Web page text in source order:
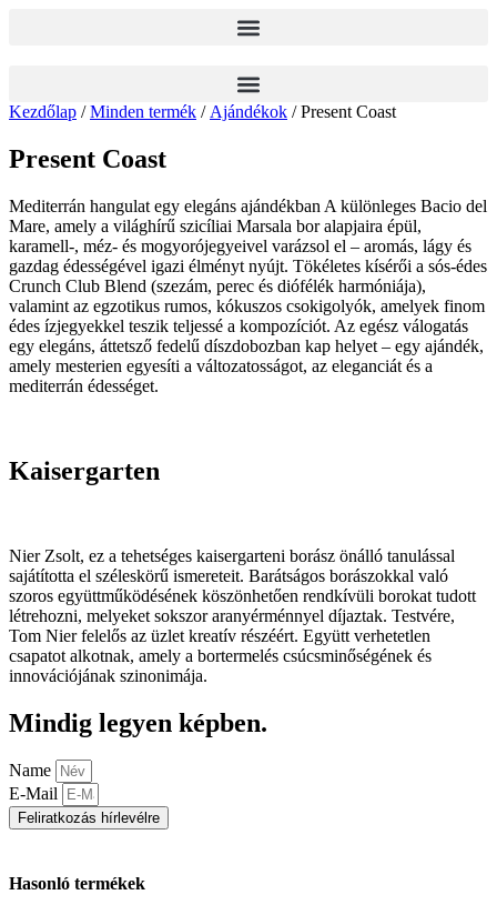
Kezdőlap /Minden termék / Ajándékok / Present Coast
Present Coast
Mediterrán hangulat egy elegáns ajándékban A különleges Bacio del
Mare, amely a világhírű szicíliai Marsala bor alapjaira épül,
karamell-, méz- és mogyorójegyeivel varázsol el – aromás, lágy és
gazdag édességével igazi élményt nyújt. Tökéletes kísérői a sós-édes
Crunch Club Blend (szezám, perec és diófélék harmóniája),
valamint az egzotikus rumos, kókuszos csokigolyók, amelyek finom
édes ízjegyekkel teszik teljessé a kompozíciót. Az egész válogatás
egy elegáns, áttetsző fedelű díszdobozban kap helyet – egy ajándék,
amely mesterien egyesíti a változatosságot, az eleganciát és a
mediterrán édességet.
Kaisergarten
Nier Zsolt, ez a tehetséges kaisergarteni borász önálló tanulással
sajátította el széleskörű ismereteit. Barátságos borászokkal való
szoros együttműködésének köszönhetően rendkívüli borokat tudott
létrehozni, melyeket sokszor aranyérménnyel díjaztak. Testvére,
Tom Nier felelős az üzlet kreatív részéért. Együtt verhetetlen
csapatot alkotnak, amely a bortermelés csúcsminőségének és
innovációjának szinonimája.
Mindig legyen képben.
Name
E-Mail
Feliratkozás hírlevélre
Hasonló termékek